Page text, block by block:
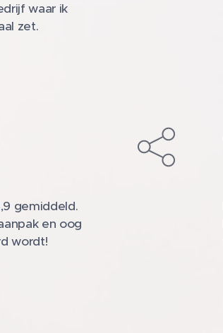
waar ik
zet.
gemiddeld.
en oog
wordt!